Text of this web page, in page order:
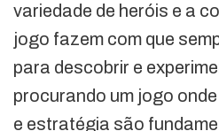
variedade de heróis e a
jogo fazem com que
para descobrir e
procurando um jogo
e estratégia são